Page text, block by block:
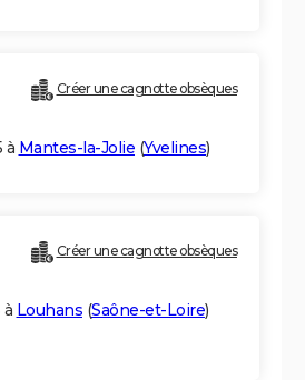
Créer une cagnotte obsèques
à Mantes-la-Jolie (Yvelines)
Créer une cagnotte obsèques
Louhans (Saône-et-Loire)